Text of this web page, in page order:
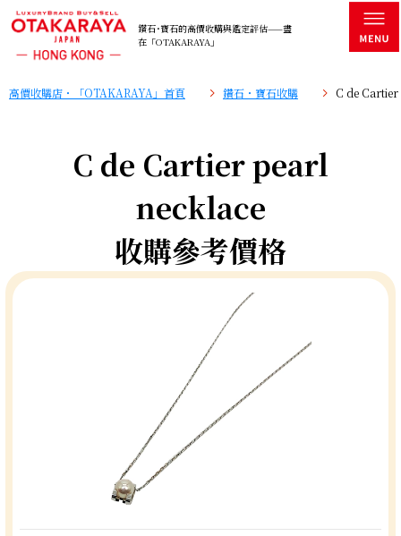
鑽石･寶石的高價收購與鑑定評估——盡
在「OTAKARAYA」
高價收購店・「OTAKARAYA」首頁 鑽石・寶石收購 C de
C de Cartier pearl
necklace
收購參考價格